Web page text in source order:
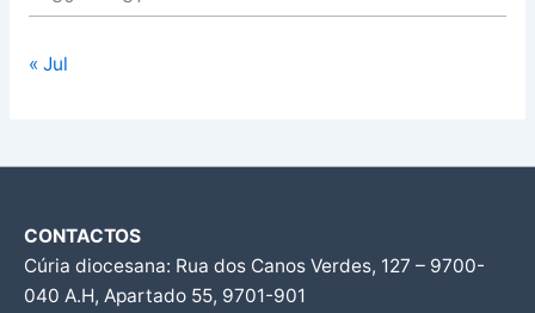
« Jul
CONTACTOS
Cúria diocesana: Rua dos Canos Verdes, 127 – 9700-
040 A.H, Apartado 55, 9701-901